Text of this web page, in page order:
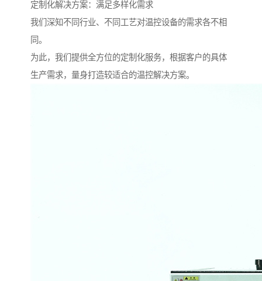
定制化解决方案：满足多样化需求
我们深知不同行业、不同工艺对温控设备的需求各不相
同。
为此，我们提供全方位的定制化服务，根据客户的具体
生产需求，量身打造较适合的温控解决方案。